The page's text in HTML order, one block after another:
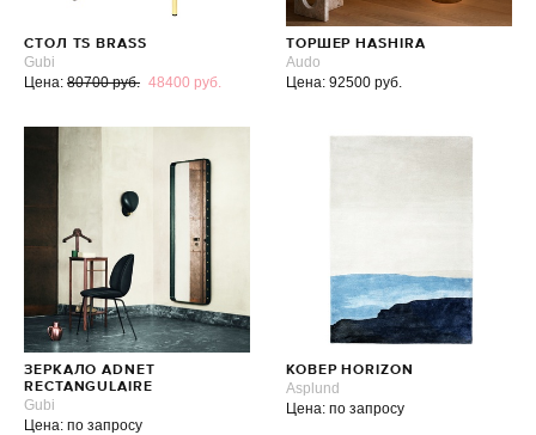
СТОЛ TS BRASS
Gubi
Цена: 80700 руб. 48400 руб.
ТОРШЕР HASHIRA
Audo
Цена: 92500 руб.
ЗЕРКАЛО ADNET
RECTANGULAIRE
Gubi
Цена: по запросу
КОВЕР HORIZON
Asplund
Цена: по запросу